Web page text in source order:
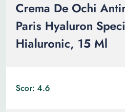
Crema De Ochi
Paris Hyaluron
Hialuronic, 15 Ml
Scor: 4.6